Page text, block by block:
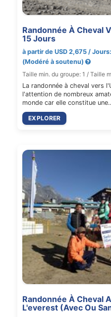
Randonnée À Cheval
15 Jours
à partir de USD 2,675 /
(Modéré à soutenu)
Taille min. du groupe: 1 / Taille
La randonnée à cheval vers
l'attention de nombreux
monde car elle constitue
EXPLORER
Randonnée À Cheval
L'everest (Avec Ou